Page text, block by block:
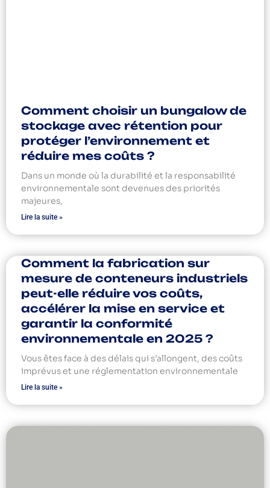
Comment choisir un bungalow de
stockage avec rétention pour
protéger l’environnement et
réduire mes coûts ?
Dans un monde où la durabilité et la responsabilité
environnementale sont devenues des priorités
majeures,
Lire la suite »
Comment la fabrication sur
mesure de conteneurs industriels
peut-elle réduire vos coûts,
accélérer la mise en service et
garantir la conformité
environnementale en 2025 ?
Vous êtes face à des délais qui s’allongent, des coûts
imprévus et une réglementation environnementale
Lire la suite »